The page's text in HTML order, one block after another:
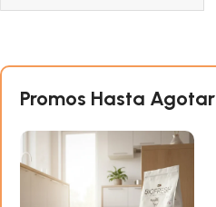
Promos Hasta Agotar